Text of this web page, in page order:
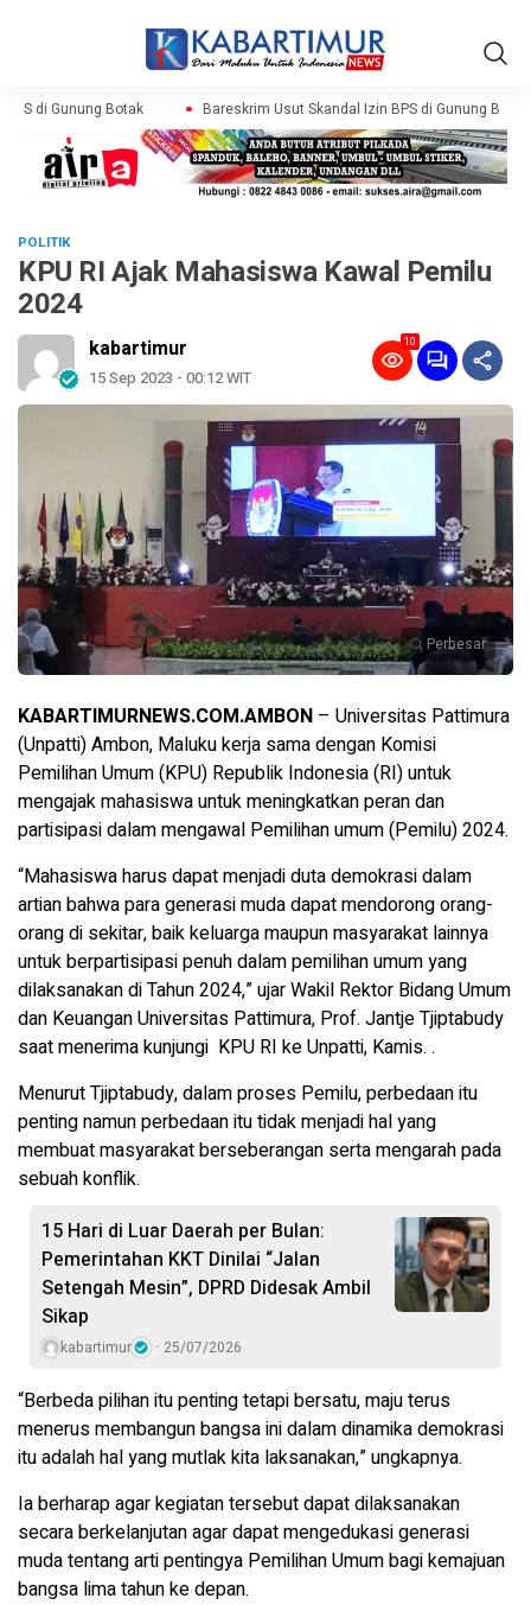
di Gunung Botak Bareskrim Usut Skandal Izin BPS di Gunung Botak
POLITIK
KPU RI Ajak Mahasiswa Kawal Pemilu
2024
kabartimur
15 Sep 2023 - 00:12 WIT
10
Perbesar
KABARTIMURNEWS.COM.AMBON – Universitas Pattimura
(Unpatti) Ambon, Maluku kerja sama dengan Komisi
Pemilihan Umum (KPU) Republik Indonesia (RI) untuk
mengajak mahasiswa untuk meningkatkan peran dan
partisipasi dalam mengawal Pemilihan umum (Pemilu) 2024.
“Mahasiswa harus dapat menjadi duta demokrasi dalam
artian bahwa para generasi muda dapat mendorong orang-
orang di sekitar, baik keluarga maupun masyarakat lainnya
untuk berpartisipasi penuh dalam pemilihan umum yang
dilaksanakan di Tahun 2024,” ujar Wakil Rektor Bidang Umum
dan Keuangan Universitas Pattimura, Prof. Jantje Tjiptabudy
saat menerima kunjungi KPU RI ke Unpatti, Kamis. .
Menurut Tjiptabudy, dalam proses Pemilu, perbedaan itu
penting namun perbedaan itu tidak menjadi hal yang
membuat masyarakat berseberangan serta mengarah pada
sebuah konflik.
15 Hari di Luar Daerah per Bulan:
Pemerintahan KKT Dinilai “Jalan
Setengah Mesin”, DPRD Didesak Ambil
Sikap
kabartimur 25/07/2026
“Berbeda pilihan itu penting tetapi bersatu, maju terus
menerus membangun bangsa ini dalam dinamika demokrasi
itu adalah hal yang mutlak kita laksanakan,” ungkapnya.
Ia berharap agar kegiatan tersebut dapat dilaksanakan
secara berkelanjutan agar dapat mengedukasi generasi
muda tentang arti pentingya Pemilihan Umum bagi kemajuan
bangsa lima tahun ke depan.